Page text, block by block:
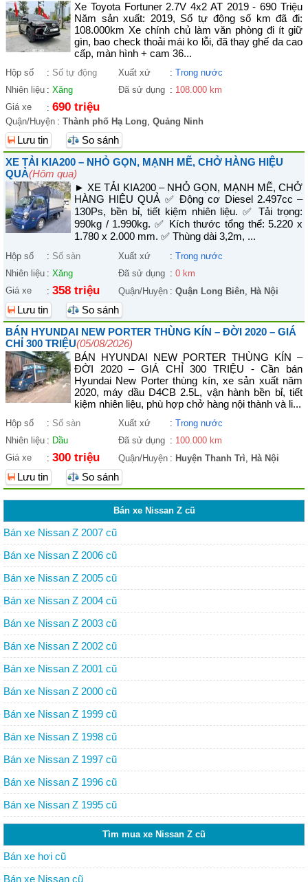
Xe Toyota Fortuner 2.7V 4x2 AT 2019 - 690 Triệu
Năm sản xuất: 2019, Số tự động số km đã đi:
108.000km Xe chính chủ làm văn phòng đi ít giữ
gìn, bao check thoải mái ko lỗi, đã thay ghế da cao
cấp, màn hình + cam 36...
Hộp số : Số tự động Xuất xứ : Trong nước
Nhiên liệu : Xăng Đã sử dụng : 108.000 km
Giá xe
: 690 triệu
Quận/Huyện : Thành phố Hạ Long, Quảng Ninh
Lưu tin
So sánh
XE TẢI KIA200 – NHỎ GỌN, MẠNH MẼ, CHỞ HÀNG HIỆU
QUẢ(Hôm qua)
► XE TẢI KIA200 – NHỎ GỌN, MẠNH MẼ, CHỞ
HÀNG HIỆU QUẢ ✅ Động cơ Diesel 2.497cc –
130Ps, bền bỉ, tiết kiệm nhiên liệu. ✅ Tải trọng:
990kg / 1.990kg. ✅ Kích thước tổng thể: 5.220 x
1.780 x 2.000 mm. ✅ Thùng dài 3,2m, ...
Hộp số : Số sàn Xuất xứ : Trong nước
Nhiên liệu : Xăng Đã sử dụng : 0 km
Giá xe
: 358 triệu Quận/Huyện : Quận Long Biên, Hà Nội
Lưu tin
So sánh
BÁN HYUNDAI NEW PORTER THÙNG KÍN – ĐỜI 2020 – GIÁ
CHỈ 300 TRIỆU(05/08/2026)
BÁN HYUNDAI NEW PORTER THÙNG KÍN –
ĐỜI 2020 – GIÁ CHỈ 300 TRIỆU - Cần bán
Hyundai New Porter thùng kín, xe sản xuất năm
2020, máy dầu D4CB 2.5L, vận hành bền bỉ, tiết
kiệm nhiên liệu, phù hợp chở hàng nội thành và li...
Hộp số : Số sàn Xuất xứ : Trong nước
Nhiên liệu : Dầu Đã sử dụng : 100.000 km
Giá xe
: 300 triệu Quận/Huyện : Huyện Thanh Trì, Hà Nội
Lưu tin So sánh
Bán xe Nissan Z cũ
Bán xe Nissan Z 2007 cũ
Bán xe Nissan Z 2006 cũ
Bán xe Nissan Z 2005 cũ
Bán xe Nissan Z 2004 cũ
Bán xe Nissan Z 2003 cũ
Bán xe Nissan Z 2002 cũ
Bán xe Nissan Z 2001 cũ
Bán xe Nissan Z 2000 cũ
Bán xe Nissan Z 1999 cũ
Bán xe Nissan Z 1998 cũ
Bán xe Nissan Z 1997 cũ
Bán xe Nissan Z 1996 cũ
Bán xe Nissan Z 1995 cũ
Tìm mua xe Nissan Z cũ
Bán xe hơi cũ
Bán xe Nissan cũ